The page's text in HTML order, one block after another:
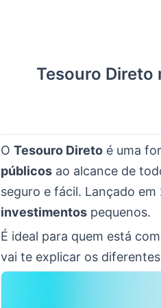
Tesouro Direto
O Tesouro Direto é uma
públicos ao alcance de
seguro e fácil. Lançado
investimentos pequenos.
É ideal para quem está
vai te explicar os